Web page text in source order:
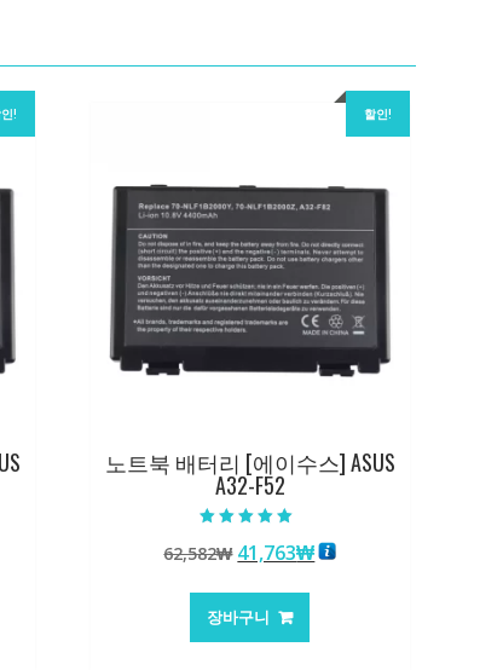
! 할인!
노트북 배터리 [에이수스] ASUS
A32-F52
5.00
로 평가됨
62,582₩ 원
가
격:
41,763₩현
장바구니